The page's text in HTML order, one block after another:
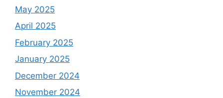
May 2025
April 2025
February 2025
January 2025
December 2024
November 2024